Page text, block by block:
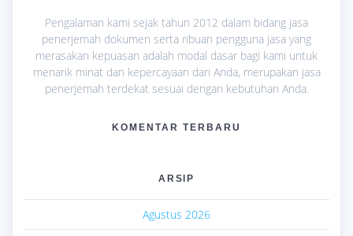
Pengalaman kami sejak tahun 2012 dalam bidang jasa
penerjemah dokumen serta ribuan pengguna jasa yang
merasakan kepuasan adalah modal dasar bagi kami untuk
menarik minat dan kepercayaan dari Anda, merupakan jasa
penerjemah terdekat sesuai dengan kebutuhan Anda.
KOMENTAR TERBARU
ARSIP
Agustus 2026